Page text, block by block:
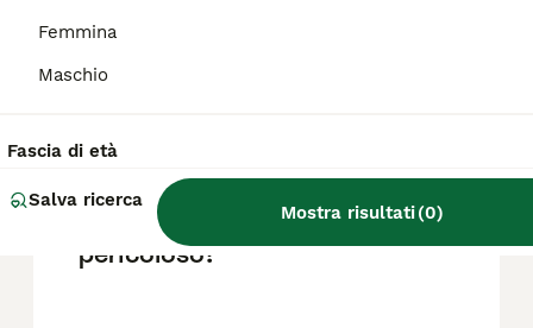
Femmina
Maschio
Fascia di età
Salva ricerca
Mostra risultati(0)
gatto del Bengala
pericoloso?